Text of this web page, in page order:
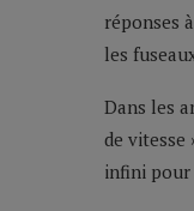
réponses
les
Dans les
de vitesse
infini pour